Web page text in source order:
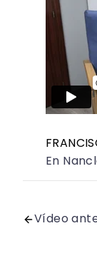
En
Vídeo